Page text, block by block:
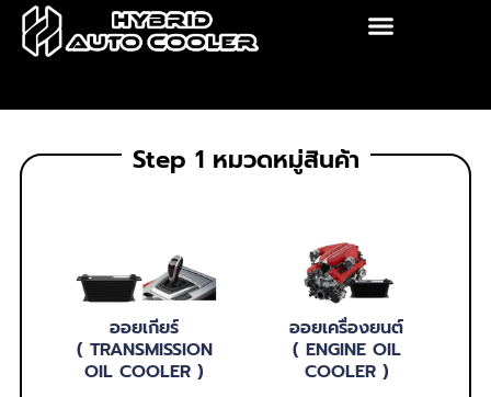
Skip
Step 1 หมวดหมู่สินค้า
ออยเกียร์
( TRANSMISSION
OIL COOLER )
ออยเครื่องยนต์
( ENGINE OIL
COOLER )